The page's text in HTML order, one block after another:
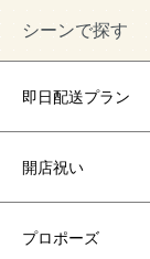
シーンで探す
即日配送プラン
開店祝い
プロポーズ